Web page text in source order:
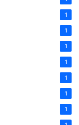
1
1
1
1
1
1
1